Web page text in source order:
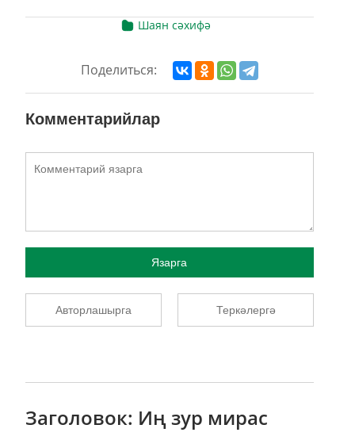
Шаян сәхифә
Поделиться:
Комментарийлар
Язарга
Авторлашырга Теркәлергә
Заголовок: Иң зур мирас